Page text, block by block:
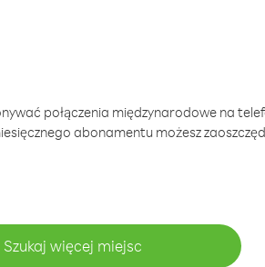
połączenia międzynarodowe na
abonamentu możesz
Szukaj więcej miejsc